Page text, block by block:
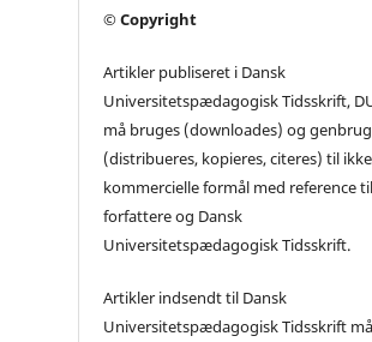
© Copyright
Artikler publiseret i Dansk
Universitetspædagogisk Tidsskrift,
må bruges (downloades) og
(distribueres, kopieres, citeres) til
kommercielle formål med reference
forfattere og Dansk
Universitetspædagogisk Tidsskrift.
Artikler indsendt til Dansk
Universitetspædagogisk Tidsskrift